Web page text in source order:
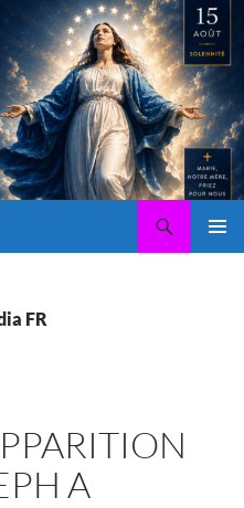
FR
A